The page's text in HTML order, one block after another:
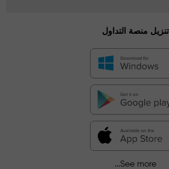
تنزيل منصة التداول
See more...